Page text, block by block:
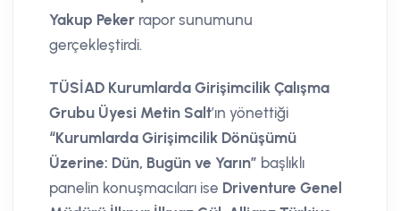
Yakup Peker rapor sunumunu
gerçekleştirdi.
TÜSİAD Kurumlarda Girişimcilik Çalışma
Grubu Üyesi Metin Salt’ın yönettiği
“Kurumlarda Girişimcilik Dönüşümü
Üzerine: Dün, Bugün ve Yarın” başlıklı
panelin konuşmacıları ise Driventure Genel